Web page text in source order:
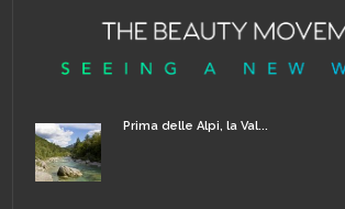
Prima delle Alpi, la Val...